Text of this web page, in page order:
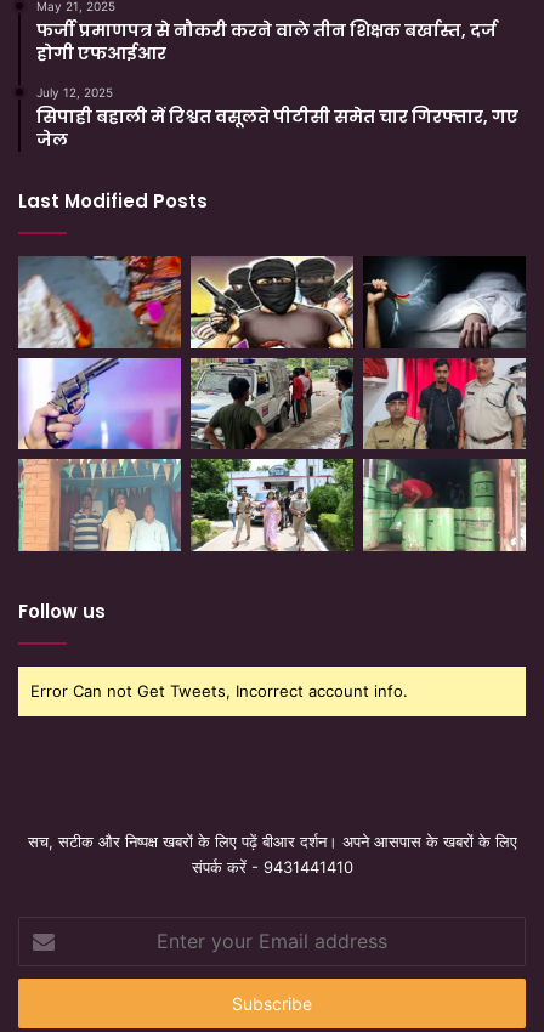
May 21, 2025
फर्जी प्रमाणपत्र से नौकरी करने वाले तीन शिक्षक बर्खास्त, दर्ज
होगी एफआईआर
July 12, 2025
सिपाही बहाली में रिश्वत वसूलते पीटीसी समेत चार गिरफ्तार, गए
जेल
Last Modified Posts
Follow us
Error Can not Get Tweets, Incorrect account info.
सच, सटीक और निष्पक्ष खबरों के लिए पढ़ें बीआर दर्शन। अपने आसपास के खबरों के लिए
संपर्क करें - 9431441410
your
Email